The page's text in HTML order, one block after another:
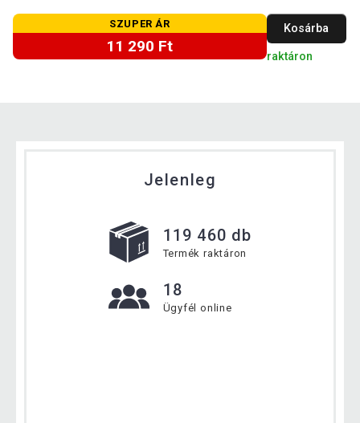
SZUPER ÁR
11 290 Ft
Kosárba
raktáron
Jelenleg
119 460 db
Termék raktáron
18
Ügyfél online